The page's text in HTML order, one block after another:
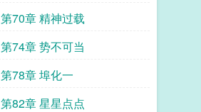
第70章 精神过载
第74章 势不可当
第78章 埠化一
第82章 星星点点